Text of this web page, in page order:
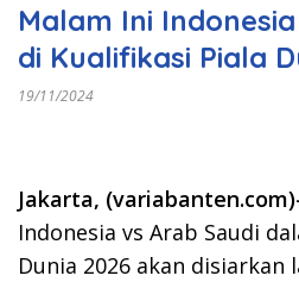
Malam Ini
di Kualifikasi Piala
19/11/2024
Jakarta,
Indonesia vs Arab Saudi
Dunia 2026 akan disiarkan